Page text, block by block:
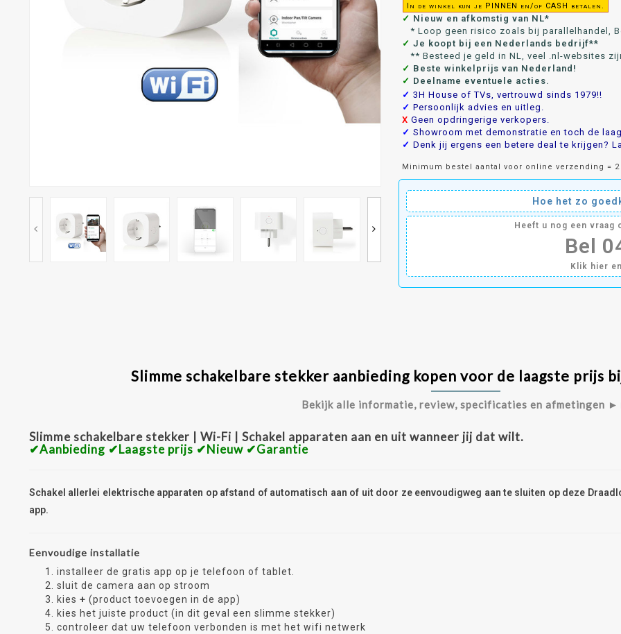
In de winkel kun je PINNEN en/of CASH betalen.
✓ Nieuw en afkomstig van NL*
* Loop geen risico zoals bij parallelhandel,
✓ Je koopt bij een Nederlands bedrijf**
** Besteed je geld in NL, veel .nl-websites
✓ Beste winkelprijs van Nederland!
✓ Deelname eventuele acties.
✓ 3H House of TVs, vertrouwd sinds 1979!!
✓ Persoonlijk advies en uitleg.
X Geen opdringerige verkopers.
✓ Showroom met demonstratie en toch de
✓ Denk jij ergens een betere deal te krijgen?
Minimum bestel aantal voor online verzending = 2
Hoe het zo
Heeft u nog een
Bel
Klik hier
Slimme schakelbare stekker aanbieding kopen voor de laagste prijs
Bekijk alle informatie, review, specificaties en afmetingen ►
Slimme schakelbare stekker | Wi-Fi | Schakel apparaten aan en uit wanneer jij dat wilt.
✔Aanbieding ✔Laagste prijs ✔Nieuw ✔Garantie
Schakel allerlei elektrische apparaten op afstand of automatisch aan of uit door ze eenvoudigweg aan te sluiten op deze
app.
Eenvoudige installatie
installeer de gratis app op je telefoon of tablet.
sluit de camera aan op stroom
kies + (product toevoegen in de app)
kies het juiste product (in dit geval een slimme stekker)
controleer dat uw telefoon verbonden is met het wifi netwerk